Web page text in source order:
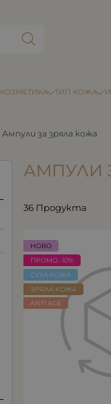
КОЗМЕТИКА ТИП КОЖА
Ампули за зряла кожа
АМПУЛИ
36 Продукта
НОВО
ПРОМО -10%
СУХА КОЖА
ЗРЯЛА КОЖА
ANTI AGE